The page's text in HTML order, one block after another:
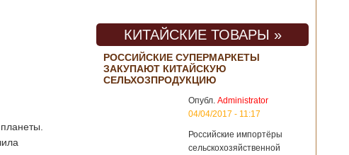
КИТАЙСКИЕ ТОВАРЫ »
РОССИЙСКИЕ СУПЕРМАРКЕТЫ
ЗАКУПАЮТ КИТАЙСКУЮ
СЕЛЬХОЗПРОДУКЦИЮ
Опубл. Administrator
04/04/2017 - 11:17
Российские импортёры
сельскохозяйственной